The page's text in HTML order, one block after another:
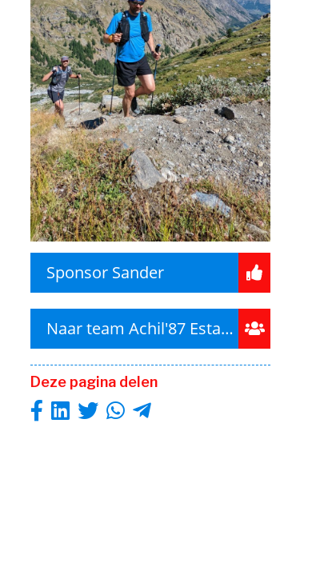
Sponsor Sander
Naar team Achil'87 Estafette XL
Deze pagina delen